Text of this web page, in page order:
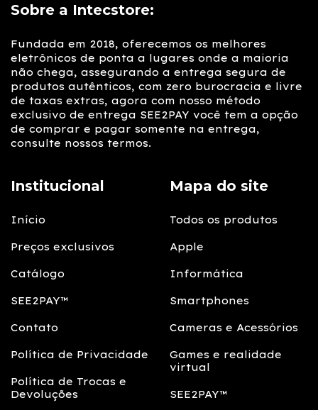
Sobre a Intecstore:
Fundada em 2018, oferecemos os melhores
eletrônicos de ponta a lugares onde a maioria
não chega, assegurando a entrega segura de
produtos autênticos, com zero burocracia e livre
de taxas extras, agora com nosso método
exclusivo de entrega SEE2PAY você tem a opção
de comprar e pagar somente na entrega,
consulte nossos termos.
Institucional
Início
Preços exclusivos
Catálogo
SEE2PAY™
Contato
Política de Privacidade
Política de Trocas e
Devoluções
Mapa do site
Todos os produtos
Apple
Informática
Smartphones
Cameras e Acessórios
Games e realidade
virtual
SEE2PAY™